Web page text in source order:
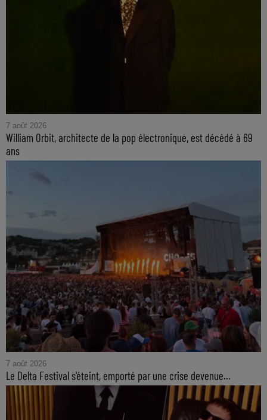
7 août 2026
William Orbit, architecte de la pop électronique, est décédé à 69
ans
7 août 2026
Le Delta Festival s'éteint, emporté par une crise devenue...